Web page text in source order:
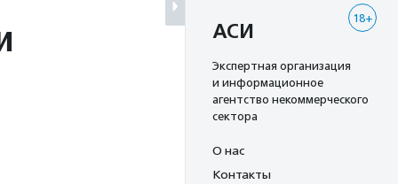
18+
АСИ
Экспертная организация
и информационное
агентство некоммерческого
сектора
О нас
Контакты